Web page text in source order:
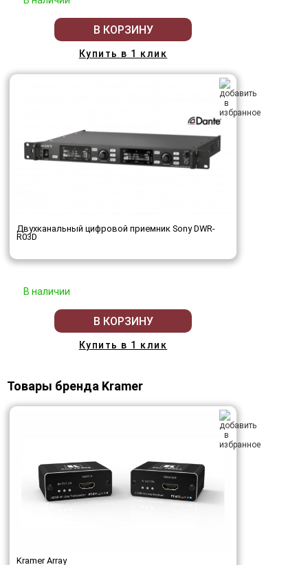
В КОРЗИНУ
Купить в 1 клик
Двухканальный цифровой приемник Sony DWR-
R03D
В наличии
В КОРЗИНУ
Купить в 1 клик
Товары бренда Kramer
Kramer Array